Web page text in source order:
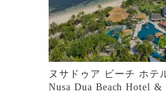
ソフィテル バリ ヌサド
ト